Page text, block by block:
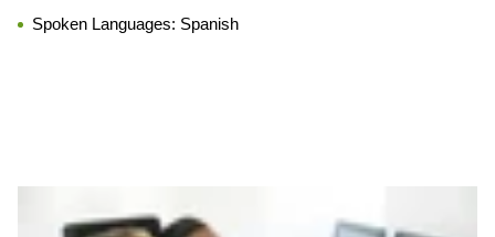
Spoken Languages: Spanish